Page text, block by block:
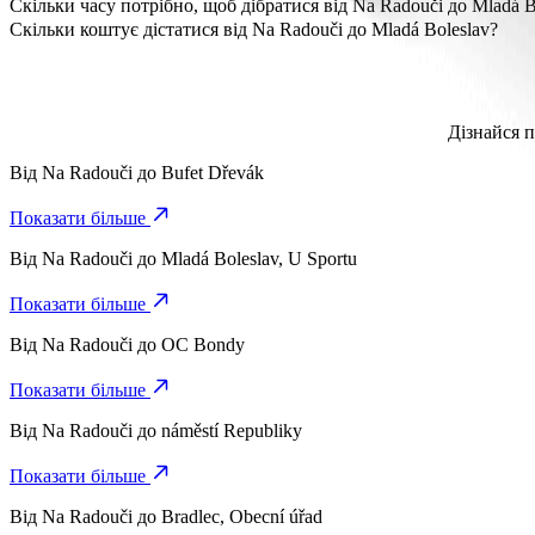
Відстань від Na Radouči до Mladá Boleslav становить
Скільки часу потрібно, щоб дібратися від Na Radouči до Mladá
Потрібно близько 8 хв, щоб дібратися від Na Radouči до Mladá
Скільки коштує дістатися від Na Radouči до Mladá Boleslav?
Дізнайся
Від Na Radouči до Bufet Dřevák
Показати більше
Від Na Radouči до Mladá Boleslav, U Sportu
Показати більше
Від Na Radouči до OC Bondy
Показати більше
Від Na Radouči до náměstí Republiky
Показати більше
Від Na Radouči до Bradlec, Obecní úřad